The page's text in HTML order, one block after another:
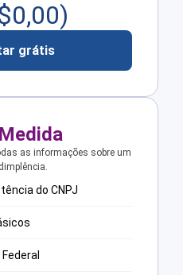
0,00)
grátis
as informações sobre um
do CNPJ